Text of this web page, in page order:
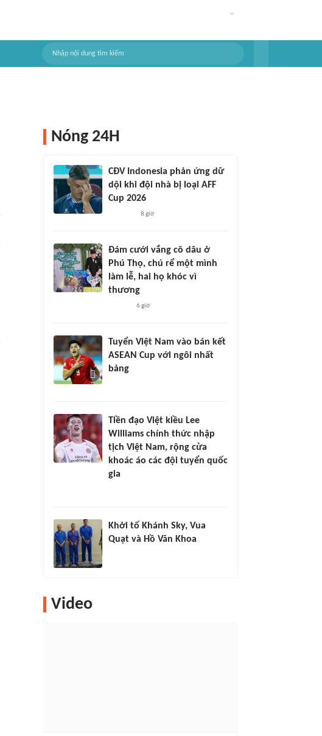
Nóng 24H
CĐV Indonesia phản ứng dữ
dội khi đội nhà bị loại AFF
Cup 2026
8 giờ
Đám cưới vắng cô dâu ở
Phú Thọ, chú rể một mình
làm lễ, hai họ khóc vì
thương
6 giờ
Tuyển Việt Nam vào bán kết
ASEAN Cup với ngôi nhất
bảng
Tiền đạo Việt kiều Lee
Williams chính thức nhập
tịch Việt Nam, rộng cửa
khoác áo các đội tuyển quốc
gia
Khởi tố Khánh Sky, Vua
Quạt và Hồ Văn Khoa
Video